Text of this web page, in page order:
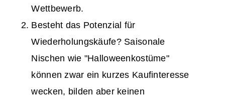
Wettbewerb.
Besteht das Potenzial für
Wiederholungskäufe? Saisonale
Nischen wie "Halloweenkostüme"
können zwar ein kurzes Kaufinteresse
wecken, bilden aber keinen